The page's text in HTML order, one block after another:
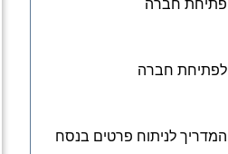
פתיחת חברה
לפתיחת חברה
המדריך לניתוח פרטים בנסח